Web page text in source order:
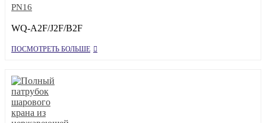
PN16
WQ-A2F/J2F/B2F
ПОСМОТРЕТЬ БОЛЬШЕ